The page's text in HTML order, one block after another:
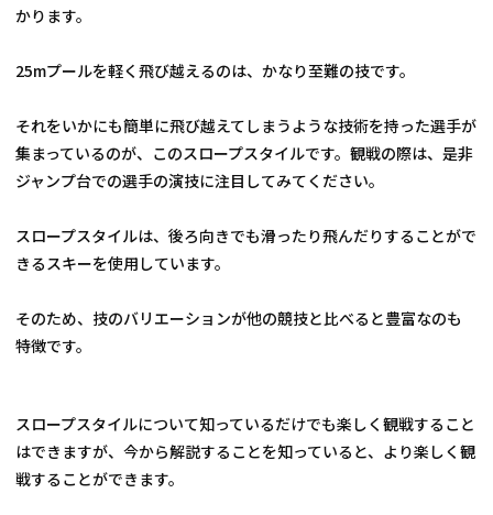
かります。
25mプールを軽く飛び越えるのは、かなり至難の技です。
それをいかにも簡単に飛び越えてしまうような技術を持った選手が
集まっているのが、このスロープスタイルです。観戦の際は、是非
ジャンプ台での選手の演技に注目してみてください。
スロープスタイルは、後ろ向きでも滑ったり飛んだりすることがで
きるスキーを使用しています。
そのため、技のバリエーションが他の競技と比べると豊富なのも
特徴です。
スロープスタイルについて知っているだけでも楽しく観戦すること
はできますが、今から解説することを知っていると、より楽しく観
戦することができます。